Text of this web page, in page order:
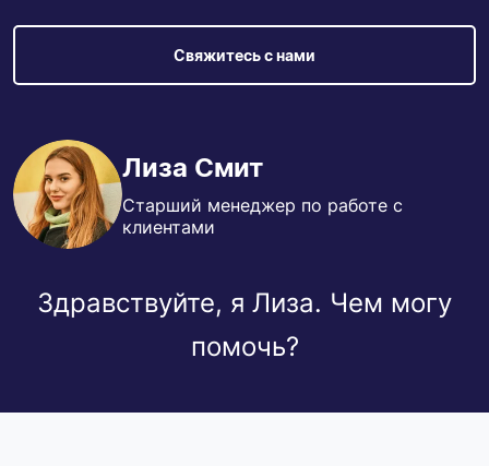
Свяжитесь с нами
Лиза Смит
Старший менеджер по работе с
клиентами
Здравствуйте, я Лиза. Чем могу
помочь?